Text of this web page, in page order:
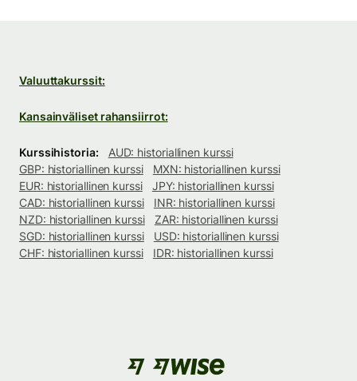
Valuuttakurssit:
Kansainväliset rahansiirrot:
Kurssihistoria:
AUD: historiallinen kurssi
GBP: historiallinen kurssi
MXN: historiallinen kurssi
EUR: historiallinen kurssi
JPY: historiallinen kurssi
CAD: historiallinen kurssi
INR: historiallinen kurssi
NZD: historiallinen kurssi
ZAR: historiallinen kurssi
SGD: historiallinen kurssi
USD: historiallinen kurssi
CHF: historiallinen kurssi
IDR: historiallinen kurssi